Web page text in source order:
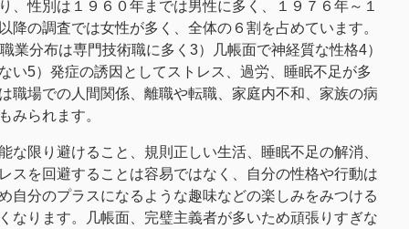
性別は１９６０年までは男性に多く、１９７６年～１
の調査では女性が多く、全体の６割を占めています。
業分布は専門技術職に多く3）几帳面で神経質な性格4）
い5）発症の誘因としてストレス、過労、睡眠不足が多
職場での人間関係、離職や転職、家庭内不和、家族の病
みられます。
限り避けること、規則正しい生活、睡眠不足の解消、
スを回避することは容易ではなく、自分の性格や行動は
自分のプラスになるような趣味などの楽しみをみつける
なります。几帳面、完璧主義者が多いため頑張りすぎな